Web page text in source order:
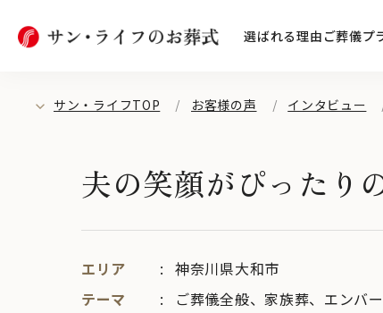
選ばれる理由 ご葬儀プ
サン・ライフTOP お客様の声 インタビュー
夫の笑顔がぴったり
エリア
神奈川県大和市
テーマ
ご葬儀全般、家族葬、 エンバ